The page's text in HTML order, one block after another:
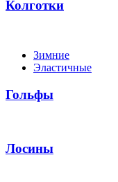
Колготки
Зимние
Эластичные
Гольфы
Лосины